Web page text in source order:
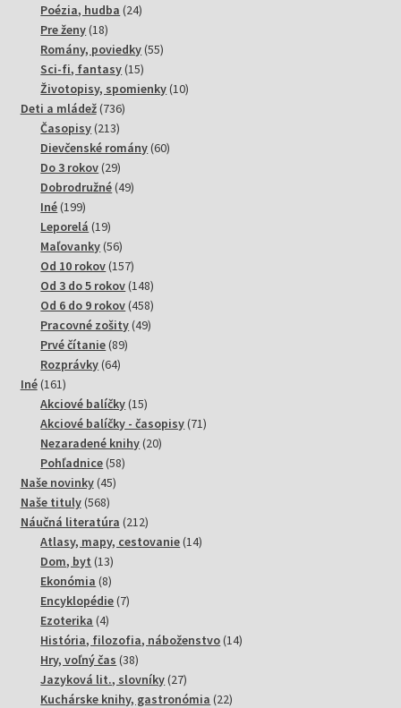
produktov
Poézia, hudba 2424
Pre ženy 1818
produktov
Romány, poviedky 5555
Sci-fi, fantasy 1515
produktov
Životopisy, spomienky 1010
Deti a mládež 736736
Časopisy 213213
produktov
Dievčenské romány 6060
Do 3 rokov 2929
produktov
Dobrodružné 4949
Iné 199199
produktov
Leporelá 1919
produktov
Maľovanky 5656
produktov
Od 10 rokov 157157
produktov
Od 3 do 5 rokov 148148
produktov
Od 6 do 9 rokov 458458
produktov
Pracovné zošity 4949
Prvé čítanie 8989
Rozprávky 6464
Iné 161161
produktov
Akciové balíčky 1515
produktov
Akciové balíčky - časopisy 7171
Nezaradené knihy 2020
Pohľadnice 5858
Naše novinky 4545
Naše tituly 568568
produktov
Náučná literatúra 212212
produktov
Atlasy, mapy, cestovanie 1414
Dom, byt 1313
produktov
Ekonómia 88
produktov
Encyklopédie 77
Ezoterika 44
produkty
História, filozofia, náboženstvo 1414
Hry, voľný čas 3838
produktov
Jazyková lit., slovníky 2727
produktov
Kuchárske knihy, gastronómia 2222